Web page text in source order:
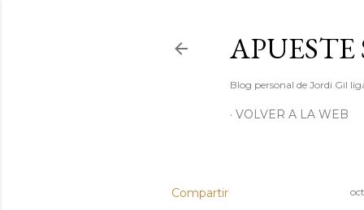
Blog personal de Jordi Gil
VOLVER A LA WEB
Compartir